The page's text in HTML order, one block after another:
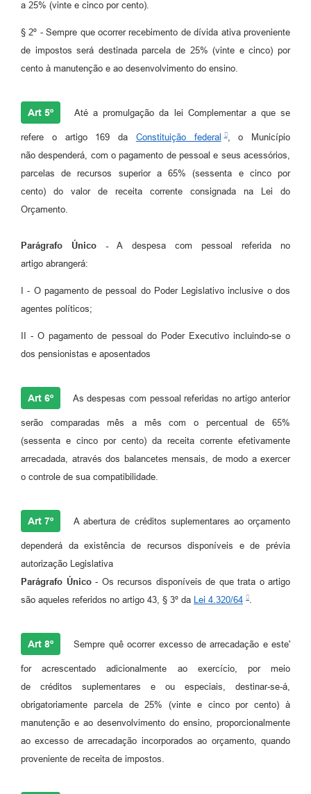
a 25% (vinte e cinco por cento).
§ 2º - Sempre que ocorrer recebimento de dívida ativa proveniente
de impostos será destinada parcela de 25% (vinte e cinco) por
cento à manutenção e ao desenvolvimento do ensino.
Art 5º Até a promulgação da lei Complementar a que se
refere o artigo 169 da Constituição federal
, o Município
não despenderá, com o pagamento de pessoal e seus acessórios,
parcelas de recursos superior a 65% (sessenta e cinco por
cento) do valor de receita corrente consignada na Lei do
Orçamento.
Parágrafo Único -A despesa com pessoal referida no
artigo abrangerá:
I - O pagamento de pessoal do Poder Legislativo inclusive o dos
agentes políticos;
II - O pagamento de pessoal do Poder Executivo incluindo-se o
dos pensionistas e aposentados
Art 6º As despesas com pessoal referidas no artigo anterior
serão comparadas mês a mês com o percentual de 65%
(sessenta e cinco por cento) da receita corrente efetivamente
arrecadada, através dos balancetes mensais, de modo a exercer
o controle de sua compatibilidade.
Art 7º A abertura de créditos suplementares ao orçamento
dependerá da existência de recursos disponíveis e de prévia
autorização Legislativa
Parágrafo Único- Os recursos disponíveis de que trata o artigo
são aqueles referidos no artigo 43, § 3º da Lei 4.320/64 .
Art 8º Sempre quê ocorrer excesso de arrecadação e este'
for acrescentado adicionalmente ao exercício, por meio
de créditos suplementares e ou especiais, destinar-se-á,
obrigatoriamente parcela de 25% (vinte e cinco por cento) à
manutenção e ao desenvolvimento do ensino, proporcionalmente
ao excesso de arrecadação incorporados ao orçamento, quando
proveniente de receita de impostos.